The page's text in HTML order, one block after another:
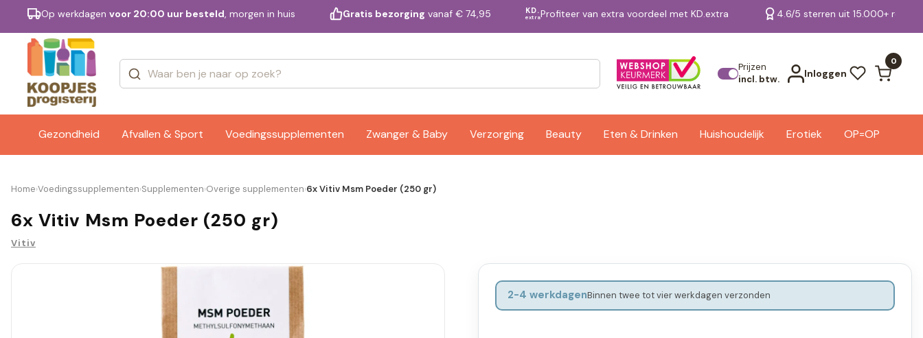
Op werkdagen voor 20:00 uur besteld, morgen in huis Gratis bezorging vanaf € 74,95 KD.
extraProfiteer van extra voordeel met KD.extra 4.6/5 sterren uit 15.000+
Prijzen
incl. btw.
Inloggen
0
Gezondheid Afvallen & Sport Voedingssupplementen Zwanger & Baby Verzorging Beauty Eten & Drinken Huishoudelijk Erotiek OP=OP
Merken Bekijk alle resultaten
Home›Voedingssupplementen›Supplementen›Overige supplementen›6x Vitiv Msm Poeder (250 gr)
6x Vitiv Msm Poeder (250 gr)
Vitiv
2-4 werkdagenBinnen twee tot vier werkdagen verzonden